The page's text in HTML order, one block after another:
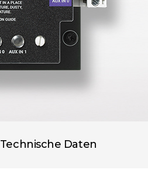
Technische Daten